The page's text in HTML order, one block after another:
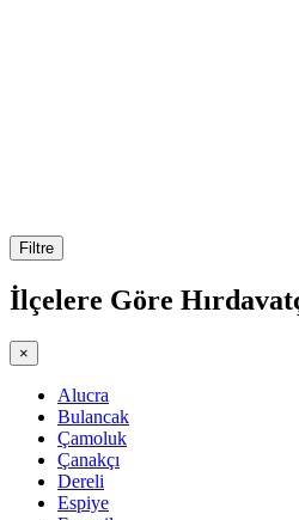
Filtre
İlçelere Göre
×
Alucra
Bulancak
Çamoluk
Çanakçı
Dereli
Espiye